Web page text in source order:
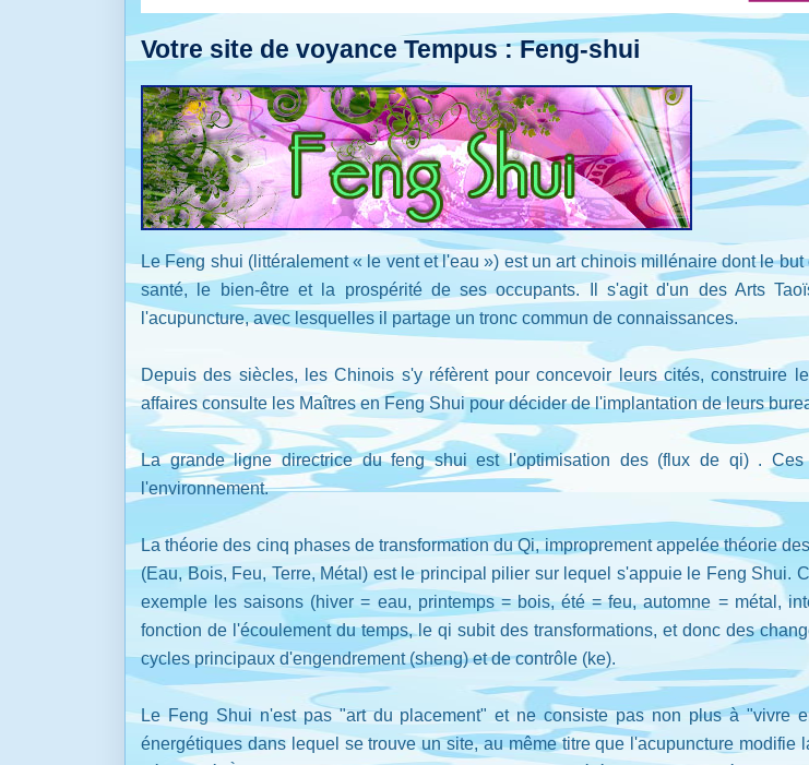
Votre site de voyance Tempus : Feng-shui
Le Feng shui (littéralement « le vent et l'eau ») est un art chinois millénaire dont le
santé, le bien-être et la prospérité de ses occupants. Il s'agit d'un des Arts
l'acupuncture, avec lesquelles il partage un tronc commun de connaissances.
Depuis des siècles, les Chinois s'y réfèrent pour concevoir leurs cités, construire
affaires consulte les Maîtres en Feng Shui pour décider de l'implantation de leurs
La grande ligne directrice du feng shui est l'optimisation des (flux de qi) .
l'environnement.
La théorie des cinq phases de transformation du Qi, improprement appelée théorie
(Eau, Bois, Feu, Terre, Métal) est le principal pilier sur lequel s'appuie le Feng Shui.
exemple les saisons (hiver = eau, printemps = bois, été = feu, automne = métal,
fonction de l'écoulement du temps, le qi subit des transformations, et donc des
cycles principaux d'engendrement (sheng) et de contrôle (ke).
Le Feng Shui n'est pas "art du placement" et ne consiste pas non plus à "vivre
énergétiques dans lequel se trouve un site, au même titre que l'acupuncture